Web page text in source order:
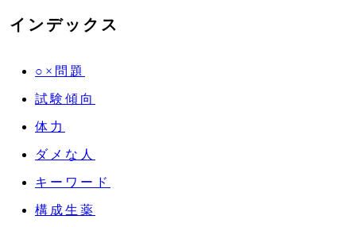
インデックス
○×問題
試験傾向
体力
ダメな人
キーワード
構成生薬